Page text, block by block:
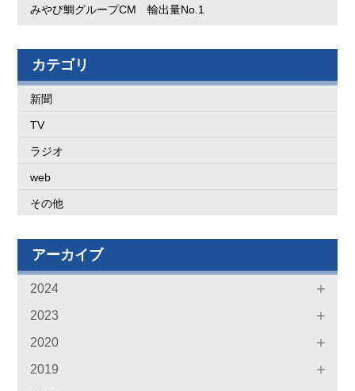
みやび鯛グループCM 輸出量No.1
カテゴリ
新聞
TV
ラジオ
web
その他
アーカイブ
2024
2023
2020
2019